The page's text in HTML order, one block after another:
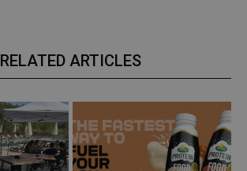
RELATED ARTICLES